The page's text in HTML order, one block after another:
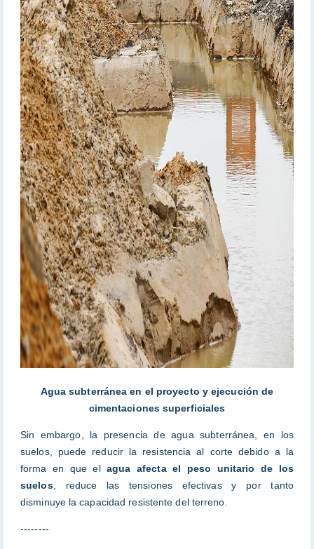
Agua subterránea en el proyecto y ejecución de
cimentaciones superficiales
Sin embargo, la presencia de agua subterránea, en los
suelos, puede reducir la resistencia al corte debido a la
forma en que elagua afecta el peso unitario de los
suelos, reduce las tensiones efectivas y por tanto
disminuye la capacidad resistente del terreno.
--------